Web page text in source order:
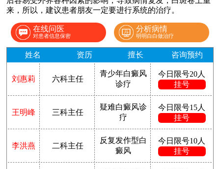
来，所以，建议患者朋友一定要进行系统的治疗。
在线问医
对患者信息保密
分析病情
明明白白做治疗
姓名 资历 擅长 咨询预约
刘惠莉 六科主任
青少年白癜风
诊疗
今日限号20人
挂号
王明峰 三科主任
疑难白癜风诊
疗
今日限号15人
挂号
李洪燕 二科主任
反复发作型白
癜风
今日限号10人
挂号